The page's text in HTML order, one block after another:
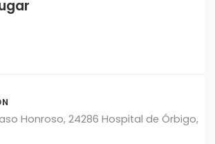
Honroso, 24286 Hospital de Órbigo,